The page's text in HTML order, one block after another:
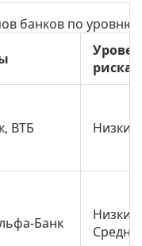
банков по уровню
риска
ВТБ Низкий
Банк